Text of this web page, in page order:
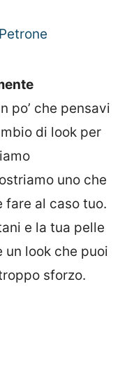
po’ che pensavi
di look per
uno che
al caso tuo.
e la tua pelle
look che puoi
sforzo.